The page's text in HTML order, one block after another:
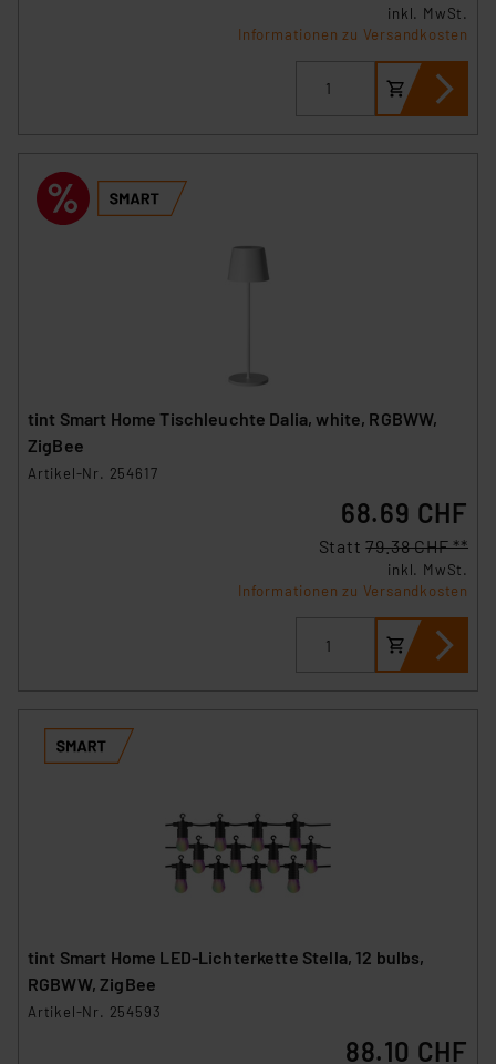
inkl. MwSt.
Informationen zu Versandkosten
tint Smart Home Tischleuchte Dalia, white, RGBWW,
ZigBee
Artikel-Nr. 254617
68.69 CHF
Statt79.38 CHF **
inkl. MwSt.
Informationen zu Versandkosten
tint Smart Home LED-Lichterkette Stella, 12 bulbs,
RGBWW, ZigBee
Artikel-Nr. 254593
88.10 CHF